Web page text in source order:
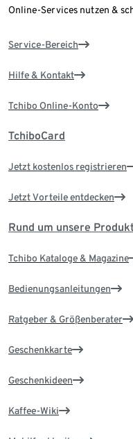
Online-Services nutzen &
Service-Bereich
Hilfe & Kontakt
Tchibo Online-Konto
TchiboCard
Jetzt kostenlos registrieren
Jetzt Vorteile entdecken
Rund um unsere
Tchibo Kataloge & Magazine
Bedienungsanleitungen
Ratgeber & Größenberater
Geschenkkarte
Geschenkideen
Kaffee-Wiki